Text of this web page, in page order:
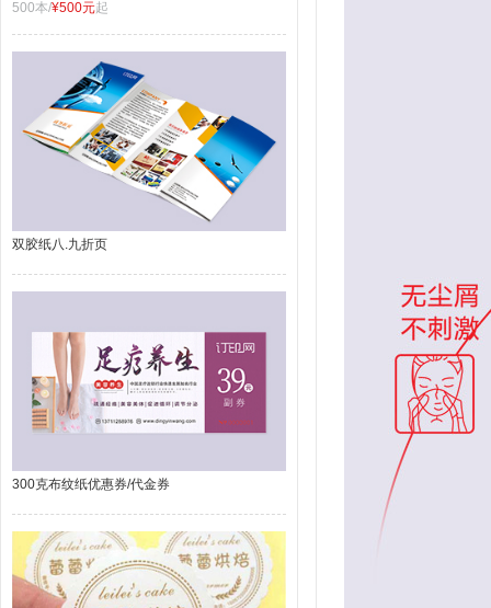
500本/¥500元起
双胶纸八.九折页
300克布纹纸优惠券/代金券